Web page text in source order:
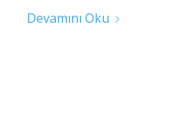
Devamını Oku